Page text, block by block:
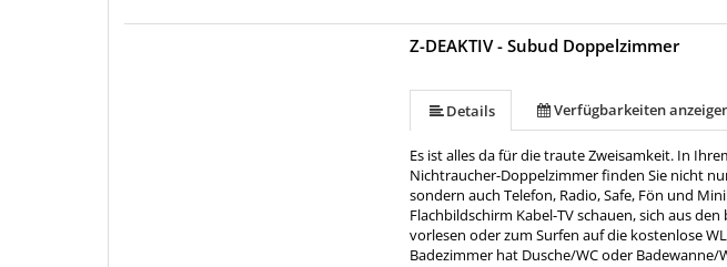
Z-DEAKTIV - Subud Doppelzimmer
Details Verfügbarkeiten
Es ist alles da für die traute Zweisamkeit. In
Nichtraucher-Doppelzimmer finden Sie nicht
sondern auch Telefon, Radio, Safe, Fön und
Flachbildschirm Kabel-TV schauen, sich aus
vorlesen oder zum Surfen auf die kostenlose
Badezimmer hat Dusche/WC oder Badewanne/